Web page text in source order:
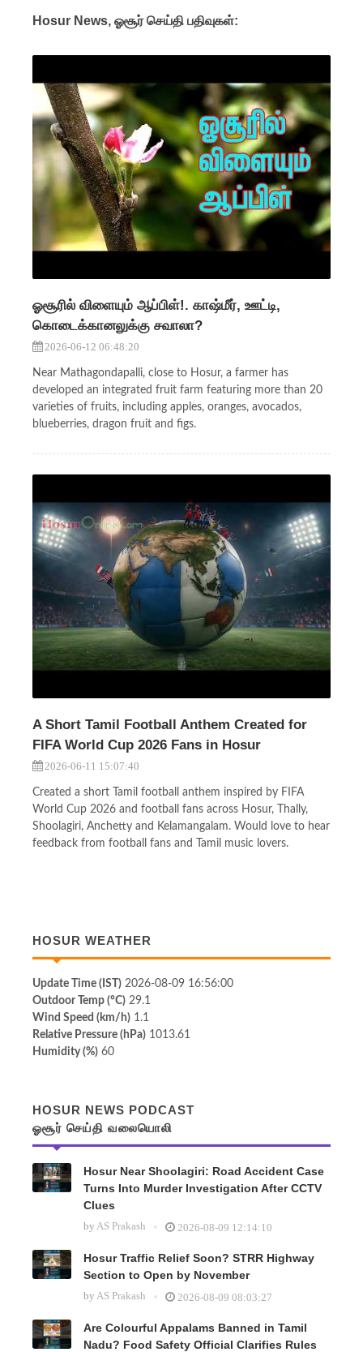
Hosur News, ஓசூர் செய்தி பதிவுகள்:
ஓசூரில் விளையும் ஆப்பிள்!. காஷ்மீர், ஊட்டி,
கொடைக்கானலுக்கு சவாலா?
2026-06-12 06:48:20
Near Mathagondapalli, close to Hosur, a farmer has
developed an integrated fruit farm featuring more than 20
varieties of fruits, including apples, oranges, avocados,
blueberries, dragon fruit and figs.
A Short Tamil Football Anthem Created for
FIFA World Cup 2026 Fans in Hosur
2026-06-11 15:07:40
Created a short Tamil football anthem inspired by FIFA
World Cup 2026 and football fans across Hosur, Thally,
Shoolagiri, Anchetty and Kelamangalam. Would love to hear
feedback from football fans and Tamil music lovers.
HOSUR WEATHER
Update Time (IST) 2026-08-09 16:56:00
Outdoor Temp (°C) 29.1
Wind Speed (km/h) 1.1
Relative Pressure (hPa) 1013.61
Humidity (%) 60
HOSUR NEWS PODCAST
ஓசூர் செய்தி வலையொலி
Hosur Near Shoolagiri: Road Accident Case
Turns Into Murder Investigation After CCTV
Clues
by AS Prakash 2026-08-09 12:14:10
Hosur Traffic Relief Soon? STRR Highway
Section to Open by November
by AS Prakash 2026-08-09 08:03:27
Are Colourful Appalams Banned in Tamil
Nadu? Food Safety Official Clarifies Rules